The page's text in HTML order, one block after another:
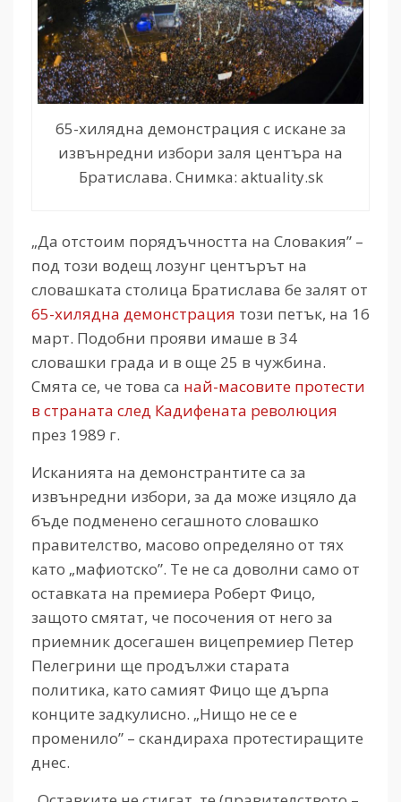
65-хилядна демонстрация с искане за
извънредни избори заля центъра на
Братислава. Снимка: aktuality.sk
„Да отстоим порядъчността на Словакия” –
под този водещ лозунг центърът на
словашката столица Братислава бе залят от
65-хилядна демонстрация този петък, на 16
март. Подобни прояви имаше в 34
словашки града и в още 25 в чужбина.
Смята се, че това са най-масовите протести
в страната след Кадифената революция
през 1989 г.
Исканията на демонстрантите са за
извънредни избори, за да може изцяло да
бъде подменено сегашното словашко
правителство, масово определяно от тях
като „мафиотско”. Те не са доволни само от
оставката на премиера Роберт Фицо,
защото смятат, че посочения от него за
приемник досегашен вицепремиер Петер
Пелегрини ще продължи старата
политика, като самият Фицо ще дърпа
конците задкулисно. „Нищо не се е
променило” – скандираха протестиращите
днес.